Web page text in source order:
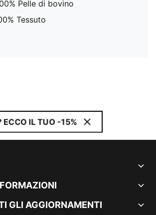
Pelle di bovino
Tessuto
ECCO IL TUO -15%
GLI AGGIORNAMENTI